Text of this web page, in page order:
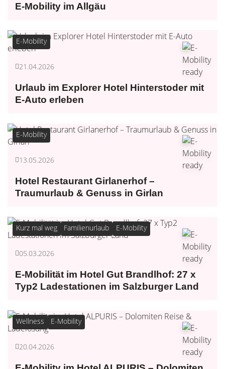
E-Mobility im Allgäu
E-Mobility
21.04.2026
Urlaub im Explorer Hotel Hinterstoder mit
E-Auto erleben
E-Mobility
13.05.2026
Hotel Restaurant Girlanerhof –
Traumurlaub & Genuss in Girlan
Kurz mal weg Familienurlaub E-Mobility
05.03.2026
E-Mobilität im Hotel Gut Brandlhof: 27 x
Typ2 Ladestationen im Salzburger Land
Wellness E-Mobility
20.04.2026